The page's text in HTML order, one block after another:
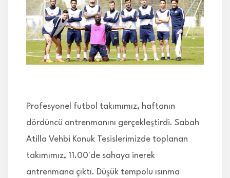
BRANŞLAR
HABERLER
İLETİŞİM
Profesyonel futbol takımımız, haftanın
dördüncü antrenmanını gerçekleştirdi. Sabah
Atilla Vehbi Konuk Tesislerimizde toplanan
takımımız, 11.00'de sahaya inerek
antrenmana çıktı. Düşük tempolu ısınma